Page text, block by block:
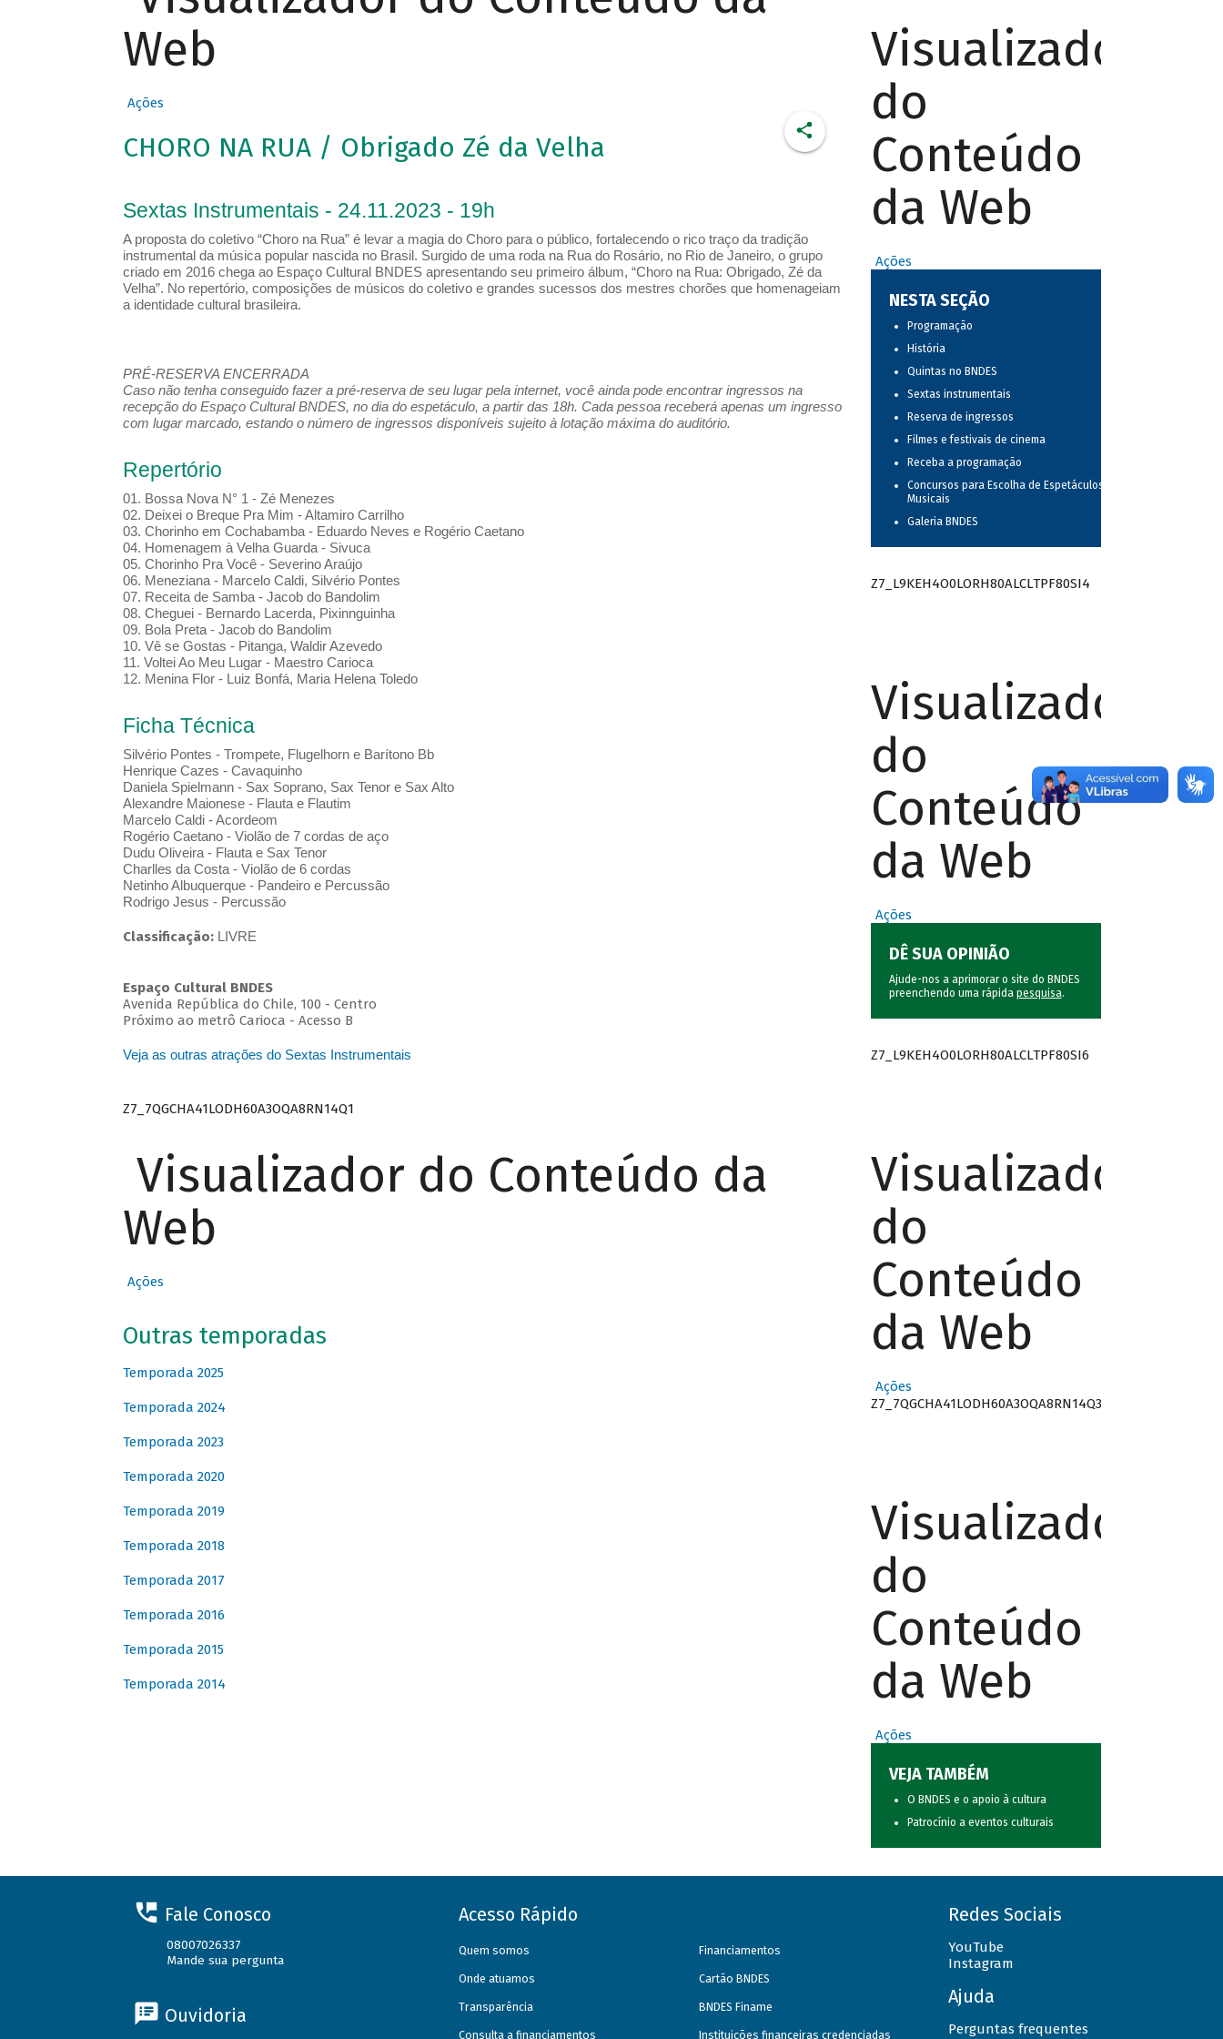
Web
Ações
CHORO NA RUA / Obrigado Zé da Velha
Sextas Instrumentais - 24.11.2023 - 19h
A proposta do coletivo “Choro na Rua” é levar a magia do Choro para o público, fortalecendo o rico traço da tradição
instrumental da música popular nascida no Brasil. Surgido de uma roda na Rua do Rosário, no Rio de Janeiro, o grupo
criado em 2016 chega ao Espaço Cultural BNDES apresentando seu primeiro álbum, “Choro na Rua: Obrigado, Zé da
Velha”. No repertório, composições de músicos do coletivo e grandes sucessos dos mestres chorões que homenageiam
a identidade cultural brasileira.
PRÉ-RESERVA ENCERRADA
Caso não tenha conseguido fazer a pré-reserva de seu lugar pela internet, você ainda pode encontrar ingressos na
recepção do Espaço Cultural BNDES, no dia do espetáculo, a partir das 18h. Cada pessoa receberá apenas um ingresso
com lugar marcado, estando o número de ingressos disponíveis sujeito à lotação máxima do auditório.
Repertório
01. Bossa Nova N° 1 - Zé Menezes
02. Deixei o Breque Pra Mim - Altamiro Carrilho
03. Chorinho em Cochabamba - Eduardo Neves e Rogério Caetano
04. Homenagem à Velha Guarda - Sivuca
05. Chorinho Pra Você - Severino Araújo
06. Meneziana - Marcelo Caldi, Silvério Pontes
07. Receita de Samba - Jacob do Bandolim
08. Cheguei - Bernardo Lacerda, Pixinnguinha
09. Bola Preta - Jacob do Bandolim
10. Vê se Gostas - Pitanga, Waldir Azevedo
11. Voltei Ao Meu Lugar - Maestro Carioca
12. Menina Flor - Luiz Bonfá, Maria Helena Toledo
Ficha Técnica
Silvério Pontes - Trompete, Flugelhorn e Barítono Bb
Henrique Cazes - Cavaquinho
Daniela Spielmann - Sax Soprano, Sax Tenor e Sax Alto
Alexandre Maionese - Flauta e Flautim
Marcelo Caldi - Acordeom
Rogério Caetano - Violão de 7 cordas de aço
Dudu Oliveira - Flauta e Sax Tenor
Charlles da Costa - Violão de 6 cordas
Netinho Albuquerque - Pandeiro e Percussão
Rodrigo Jesus - Percussão
Classificação: LIVRE
Espaço Cultural BNDES
Avenida República do Chile, 100 - Centro
Próximo ao metrô Carioca - Acesso B
Veja as outras atrações do Sextas Instrumentais
Z7_7QGCHA41LODH60A3OQA8RN14Q1
Visualizador do Conteúdo da
Web
Ações
Outras temporadas
Temporada 2025
Temporada 2024
Temporada 2023
Temporada 2020
Temporada 2019
Temporada 2018
Temporada 2017
Temporada 2016
Temporada 2015
Temporada 2014
Visualizador
do
Conteúdo
da Web
Ações
NESTA SEÇÃO
Programação
História
Quintas no BNDES
Sextas instrumentais
Reserva de ingressos
Filmes e festivais de cinema
Receba a programação
Concursos para Escolha de Espetáculos
Musicais
Galeria BNDES
Z7_L9KEH4O0LORH80ALCLTPF80SI4
Visualizador
do
Conteúdo
da Web
Ações
DÊ SUA OPINIÃO
Ajude-nos a aprimorar o site do BNDES
preenchendo uma rápida pesquisa.
Z7_L9KEH4O0LORH80ALCLTPF80SI6
Visualizador
do
Conteúdo
da Web
Ações
Z7_7QGCHA41LODH60A3OQA8RN14Q3
Visualizador
do
Conteúdo
da Web
Ações
VEJA TAMBÉM
O BNDES e o apoio à cultura
Patrocínio a eventos culturais
Fale Conosco
08007026337
Mande sua pergunta
Ouvidoria
Acesso Rápido
Quem somos
Onde atuamos
Transparência
Consulta a financiamentos
Financiamentos
Cartão BNDES
BNDES Finame
Instituições financeiras credenciadas
Redes Sociais
YouTube
Instagram
Ajuda
Perguntas frequentes